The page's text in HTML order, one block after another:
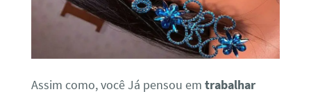
Assim como, você Já pensou em trabalhar